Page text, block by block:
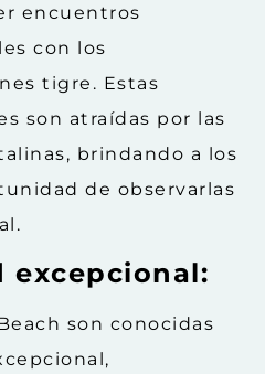
encuentros
con los
tigre. Estas
son atraídas por las
brindando a los
de observarlas
excepcional:
son conocidas